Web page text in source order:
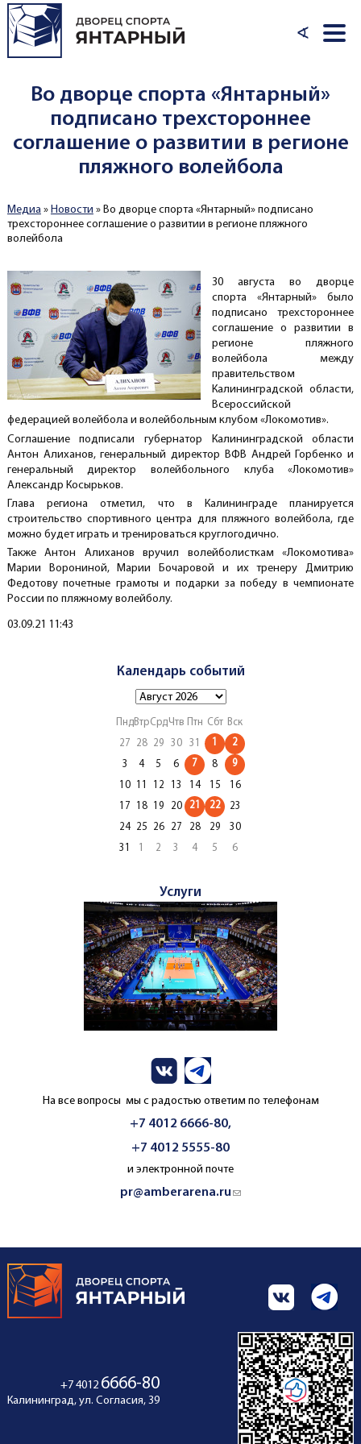
Перейти к основному содержанию
∢
Во дворце спорта «Янтарный»
подписано трехстороннее
соглашение о развитии в регионе
пляжного волейбола
Вы здесь
Медиа» Новости » Во дворце спорта «Янтарный» подписано
трехстороннее соглашение о развитии в регионе пляжного
волейбола
30 августа во дворце
спорта «Янтарный» было
подписано трехстороннее
соглашение о развитии в
регионе пляжного
волейбола между
правительством
Калининградской области,
Всероссийской
федерацией волейбола и волейбольным клубом «Локомотив».
Соглашение подписали губернатор Калининградской области
Антон Алиханов, генеральный директор ВФВ Андрей Горбенко и
генеральный директор волейбольного клуба «Локомотив»
Александр Косырьков.
Глава региона отметил, что в Калининграде планируется
строительство спортивного центра для пляжного волейбола, где
можно будет играть и тренироваться круглогодично.
Также Антон Алиханов вручил волейболисткам «Локомотива»
Марии Ворониной, Марии Бочаровой и их тренеру Дмитрию
Федотову почетные грамоты и подарки за победу в чемпионате
России по пляжному волейболу.
Создано
03.09.21 11:43
Календарь событий
ПндВтрСрдЧтв Птн Сбт Вск
27
28 29 30 31 1 2
3 4 5 6 7 8 9
10 12 13 14 15
16
17
18 19 20 21 22
23
24
25 26 27 28 29
30
31
2 3 4 5 6
Услуги
На все вопросы мы с радостью ответим по телефонам
+7 4012 6666-80,
+7 4012 5555-80
и электронной почте
pr@amberarena.ru(link sends e-mail)
+7 4012 6666-80
Калининград, ул. Согласия, 39